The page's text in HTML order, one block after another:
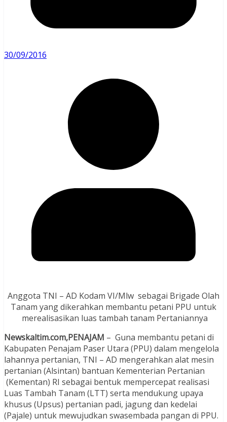
30/09/2016
Anggota TNI – AD Kodam VI/Mlw sebagai Brigade Olah
Tanam yang dikerahkan membantu petani PPU untuk
merealisasikan luas tambah tanam Pertaniannya
Newskaltim.com,PENAJAM – Guna membantu petani di
Kabupaten Penajam Paser Utara (PPU) dalam mengelola
lahannya pertanian, TNI – AD mengerahkan alat mesin
pertanian (Alsintan) bantuan Kementerian Pertanian
(Kementan) RI sebagai bentuk mempercepat realisasi
Luas Tambah Tanam (LTT) serta mendukung upaya
khusus (Upsus) pertanian padi, jagung dan kedelai
(Pajale) untuk mewujudkan swasembada pangan di PPU.